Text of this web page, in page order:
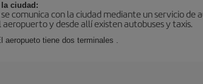
ciudad:
comunica con la ciudad mediante un servicio de
y desde allí existen autobuses y taxis.
aeropueto tiene dos terminales .